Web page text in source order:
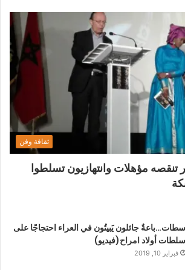
ثقافة وفن
تنقصه مؤهلات وانتهازيون تسلطوا
سطات…باعةٌ جائلون يَبيتُون في العراء احتجاجًا على
سلطات أولاد امراح(فيديو)
فبراير 10, 2019